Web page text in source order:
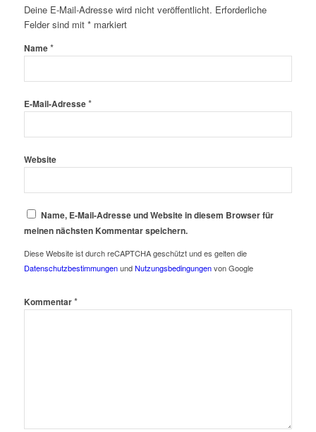
Deine E-Mail-Adresse wird nicht veröffentlicht. Erforderliche
Felder sind mit *markiert
Name*
E-Mail-Adresse*
Website
Name, E-Mail-Adresse und Website in diesem Browser für
meinen nächsten Kommentar speichern.
Diese Website ist durch reCAPTCHA geschützt und es gelten die
DatenschutzbestimmungenundNutzungsbedingungenvon Google
Kommentar*